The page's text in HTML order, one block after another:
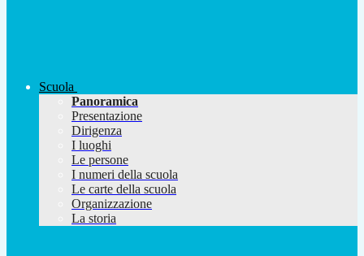
Scuola
Panoramica
Presentazione
Dirigenza
I luoghi
Le persone
I numeri della scuola
Le carte della scuola
Organizzazione
La storia